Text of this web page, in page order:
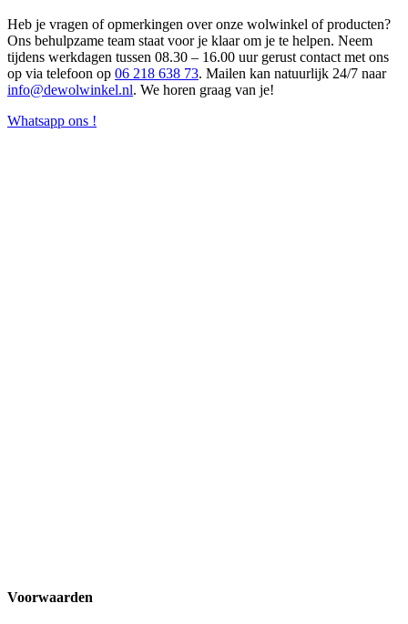
Heb je vragen of opmerkingen over onze wolwinkel of producten?
Ons behulpzame team staat voor je klaar om je te helpen. Neem
tijdens werkdagen tussen 08.30 – 16.00 uur gerust contact met ons
op via telefoon op 06 218 638 73. Mailen kan natuurlijk 24/7 naar
info@dewolwinkel.nl. We horen graag van je!
Whatsapp ons !
Voorwaarden